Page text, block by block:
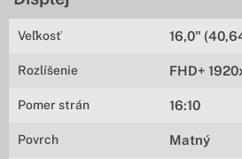
Veľkosť 16,0"
Rozlíšenie FHD+
Pomer strán 16:10
Povrch Matný